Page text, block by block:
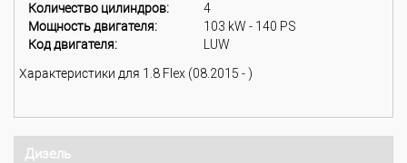
Количество цилиндров:
4
Мощность двигателя:
103 kW - 140 PS
Код двигателя:
LUW
Характеристики для 1.8 Flex (08.2015 - )
Дизель